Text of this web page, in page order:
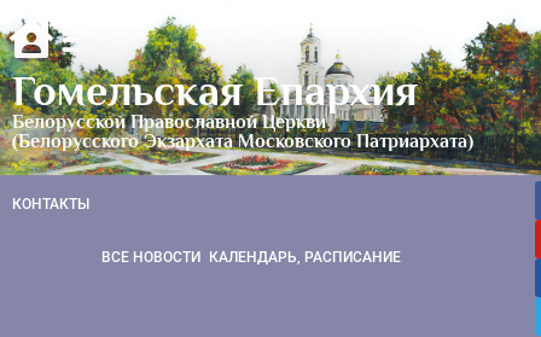
Гомельская Епархия
Белорусской Православной Церкви
(Белорусского Экзархата Московского Патриархата)
КОНТАКТЫ
ВСЕ НОВОСТИ КАЛЕНДАРЬ, РАСПИСАНИЕ